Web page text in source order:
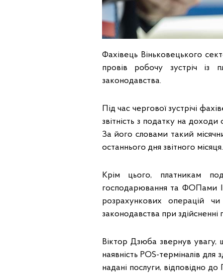
Фахівець Віньковецького
провів робочу зустріч із
законодавства.
Під час чергової зустрічі
звітність з податку на
За його словами такий
останнього дня звітного місяця.
Крім цього, платникам
господарювання та ФОПами
розрахункових операцій
законодавства при здійсненні
Віктор Дзюба звернув увагу,
наявність POS-терміналів
надані послуги, відповідно